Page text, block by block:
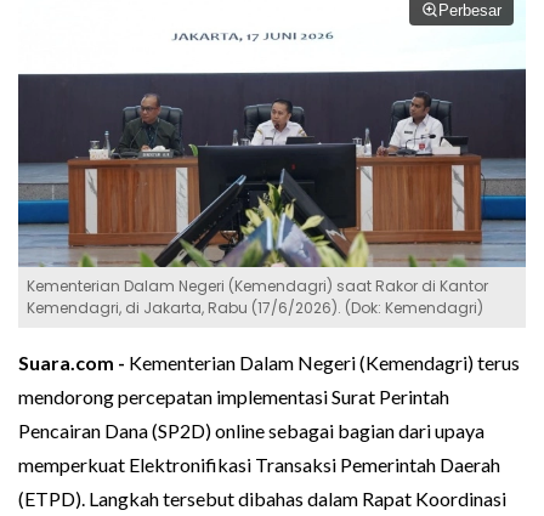
Perbesar
Kementerian Dalam Negeri (Kemendagri) saat Rakor di Kantor
Kemendagri, di Jakarta, Rabu (17/6/2026). (Dok: Kemendagri)
Suara.com - Kementerian Dalam Negeri (Kemendagri) terus
mendorong percepatan implementasi Surat Perintah
Pencairan Dana (SP2D) online sebagai bagian dari upaya
memperkuat Elektronifikasi Transaksi Pemerintah Daerah
(ETPD). Langkah tersebut dibahas dalam Rapat Koordinasi